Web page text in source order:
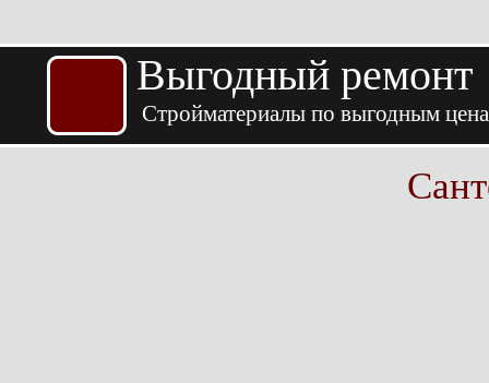
Выгодный ремонт
Стройматериалы по выгодным